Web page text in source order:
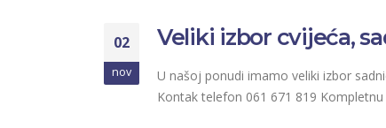
02
nov
Veliki izbor cvijeća,
U našoj ponudi imamo veliki izbor
Kontak telefon 061 671 819